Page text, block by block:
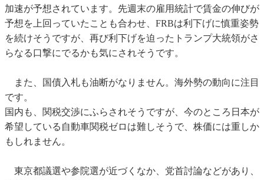
加速が予想されています。先週末の雇用統計で賃金の伸びが
予想を上回っていたことも合わせ、FRBは利下げに慎重姿勢
を続けそうですが、再び利下げを迫ったトランプ大統領がさ
らなる口撃にでるかも気にされそうです。
また、国債入札も油断がなりません。海外勢の動向に注目
です。
国内も、関税交渉にふらされそうですが、今のところ日本が
希望している自動車関税ゼロは難しそうで、株価には重しか
もしれません。
東京都議選や参院選が近づくなか、党首討論などがあり、